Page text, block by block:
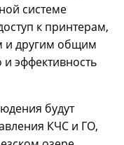
системе
к принтерам,
и другим общим
и эффективность
будут
КЧС и ГО,